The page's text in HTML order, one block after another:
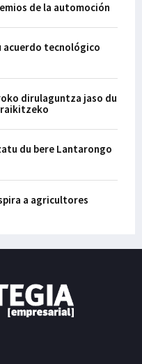
de la automoción
acuerdo tecnológico
dirulaguntza jaso du
du bere Lantarongo
a agricultores